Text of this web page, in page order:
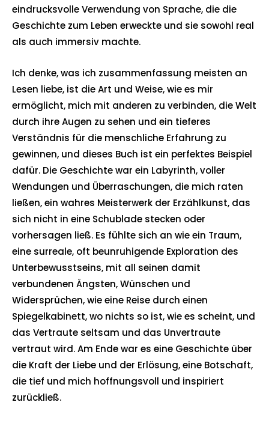
eindrucksvolle Verwendung von Sprache, die die
Geschichte zum Leben erweckte und sie sowohl real
als auch immersiv machte.
Ich denke, was ich zusammenfassung meisten an
Lesen liebe, ist die Art und Weise, wie es mir
ermöglicht, mich mit anderen zu verbinden, die Welt
durch ihre Augen zu sehen und ein tieferes
Verständnis für die menschliche Erfahrung zu
gewinnen, und dieses Buch ist ein perfektes Beispiel
dafür. Die Geschichte war ein Labyrinth, voller
Wendungen und Überraschungen, die mich raten
ließen, ein wahres Meisterwerk der Erzählkunst, das
sich nicht in eine Schublade stecken oder
vorhersagen ließ. Es fühlte sich an wie ein Traum,
eine surreale, oft beunruhigende Exploration des
Unterbewusstseins, mit all seinen damit
verbundenen Ängsten, Wünschen und
Widersprüchen, wie eine Reise durch einen
Spiegelkabinett, wo nichts so ist, wie es scheint, und
das Vertraute seltsam und das Unvertraute
vertraut wird. Am Ende war es eine Geschichte über
die Kraft der Liebe und der Erlösung, eine Botschaft,
die tief und mich hoffnungsvoll und inspiriert
zurückließ.